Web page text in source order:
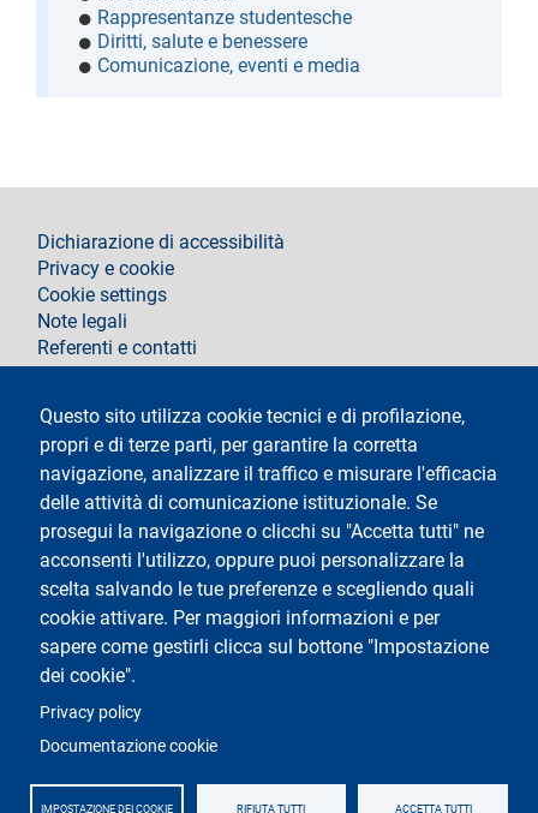
Rappresentanze studentesche
Diritti, salute e benessere
Comunicazione, eventi e media
Questo sito utilizza cookie tecnici e di profilazione,
propri e di terze parti, per garantire la corretta
navigazione, analizzare il traffico e misurare l'efficacia
delle attività di comunicazione istituzionale. Se
prosegui la navigazione o clicchi su "Accetta tutti" ne
acconsenti l'utilizzo, oppure puoi personalizzare la
scelta salvando le tue preferenze e scegliendo quali
cookie attivare. Per maggiori informazioni e per
sapere come gestirli clicca sul bottone "Impostazione
dei cookie".
Privacy policy
Documentazione cookie
IMPOSTAZIONE DEI COOKIE RIFIUTA TUTTI ACCETTA TUTTI
footer
Dichiarazione di accessibilità
Privacy e cookie
Cookie settings
Note legali
Referenti e contatti
Testo
Università degli Studi di Milano
Via Festa del Perdono 7 - 20122 Milano
Tel.+39 02 5032 5032
Posta Elettronica Certificata
Logo